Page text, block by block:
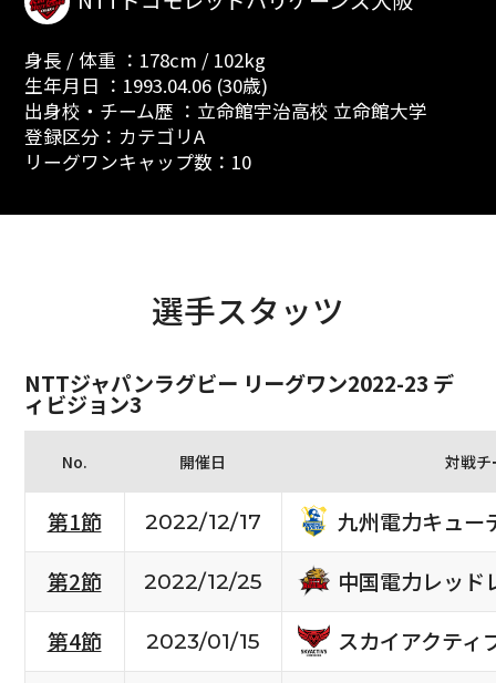
身長 / 体重 ：178cm / 102kg
生年月日 ：1993.04.06 (30歳)
出身校・チーム歴 ：立命館宇治高校 立命館大学
登録区分：カテゴリA
リーグワンキャップ数：10
選手スタッツ
NTTジャパンラグビー リーグワン2022-23 デ
ィビジョン3
No. 開催日 対戦チ
第1節 2022/12/17
九州電力キュー
第2節
2022/12/25
中国電力レッド
第4節
2023/01/15
スカイアクティ